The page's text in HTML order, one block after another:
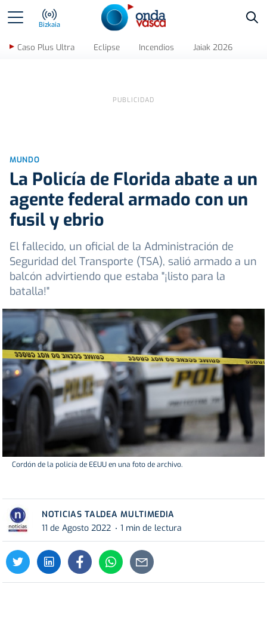
Bizkaia
Caso Plus Ultra Eclipse Incendios Jaiak 2026
MUNDO
La Policía de Florida abate a un
agente federal armado con un
fusil y ebrio
El fallecido, un oficial de la Administración de
Seguridad del Transporte (TSA), salió armado a un
balcón advirtiendo que estaba "¡listo para la
batalla!"
Cordón de la policía de EEUU en una foto de archivo.
NOTICIAS TALDEA MULTIMEDIA
11 de Agosto 2022
1 min de lectura